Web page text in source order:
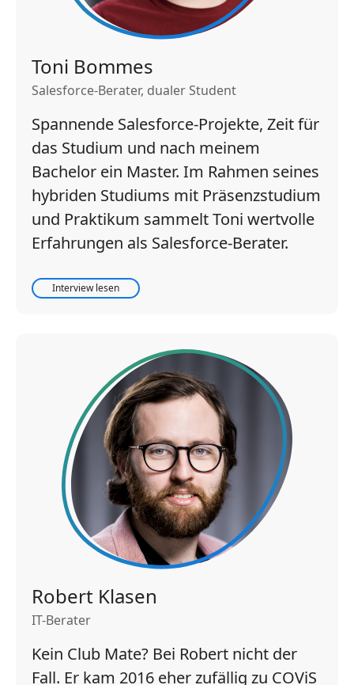
Toni Bommes
Salesforce-Berater, dualer Student
Spannende Salesforce-Projekte, Zeit für
das Studium und nach meinem
Bachelor ein Master. Im Rahmen seines
hybriden Studiums mit Präsenzstudium
und Praktikum sammelt Toni wertvolle
Erfahrungen als Salesforce-Berater.
Interview lesen
Robert Klasen
IT-Berater
Kein Club Mate? Bei Robert nicht der
Fall. Er kam 2016 eher zufällig zu COViS